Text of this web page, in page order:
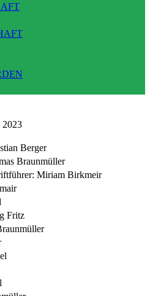
2023
Berger
Braunmüller
Miriam Birkmeir
Fritz